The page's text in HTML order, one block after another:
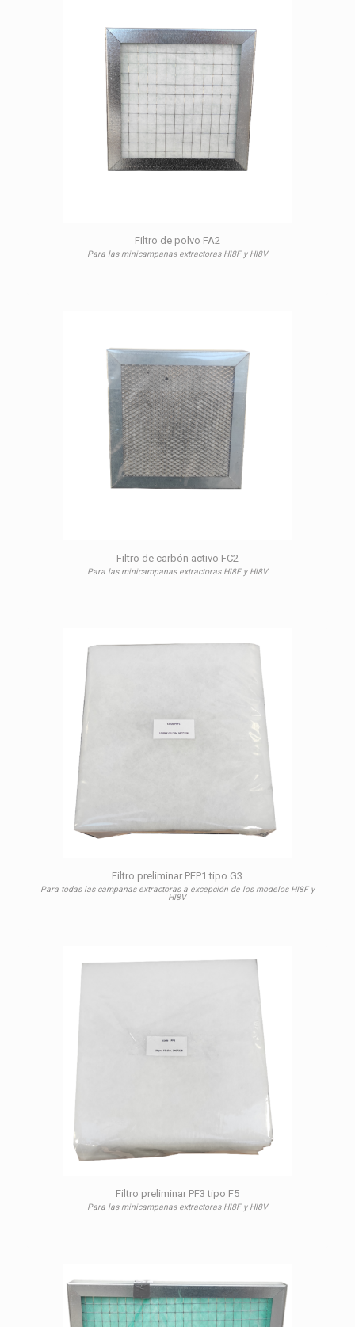
Filtro de polvo FA2
Para las minicampanas extractoras HI8F y HI8V
Filtro de carbón activo FC2
Para las minicampanas extractoras HI8F y HI8V
Filtro preliminar PFP1 tipo G3
Para todas las campanas extractoras a excepción de los modelos HI8F y
HI8V
Filtro preliminar PF3 tipo F5
Para las minicampanas extractoras HI8F y HI8V